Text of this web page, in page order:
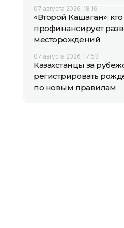
07 августа 2026, 18:16
«Второй Кашаган»: кто
профинансирует
месторождений
07 августа 2026, 17:53
Казахстанцы за
регистрировать
по новым правилам